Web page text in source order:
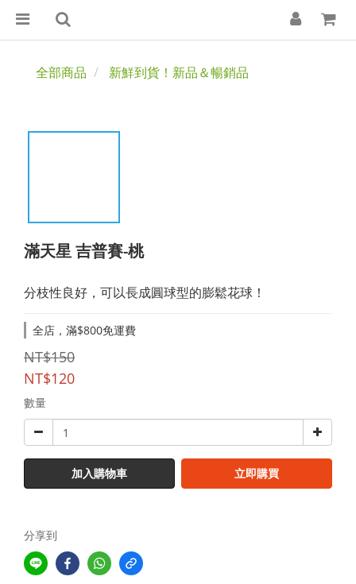
全部商品 新鮮到貨！新品＆暢銷品
滿天星 吉普賽-桃
分枝性良好，可以長成圓球型的膨鬆花球！
全店，滿$800免運費
NT$150
NT$120
數量
加入購物車 立即購買
分享到